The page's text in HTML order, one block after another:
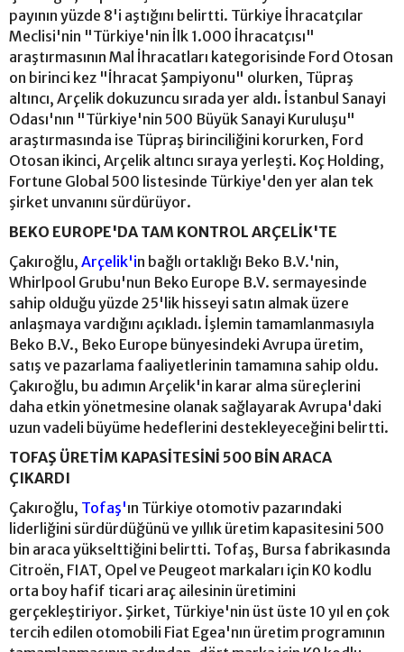
payının yüzde 8'i aştığını belirtti. Türkiye İhracatçılar
Meclisi'nin "Türkiye'nin İlk 1.000 İhracatçısı"
araştırmasının Mal İhracatları kategorisinde Ford Otosan
on birinci kez "İhracat Şampiyonu" olurken, Tüpraş
altıncı, Arçelik dokuzuncu sırada yer aldı. İstanbul Sanayi
Odası'nın "Türkiye'nin 500 Büyük Sanayi Kuruluşu"
araştırmasında ise Tüpraş birinciliğini korurken, Ford
Otosan ikinci, Arçelik altıncı sıraya yerleşti. Koç Holding,
Fortune Global 500 listesinde Türkiye'den yer alan tek
şirket unvanını sürdürüyor.
BEKO EUROPE'DA TAM KONTROL ARÇELİK'TE
Çakıroğlu, Arçelik'in bağlı ortaklığı Beko B.V.'nin,
Whirlpool Grubu'nun Beko Europe B.V. sermayesinde
sahip olduğu yüzde 25'lik hisseyi satın almak üzere
anlaşmaya vardığını açıkladı. İşlemin tamamlanmasıyla
Beko B.V., Beko Europe bünyesindeki Avrupa üretim,
satış ve pazarlama faaliyetlerinin tamamına sahip oldu.
Çakıroğlu, bu adımın Arçelik'in karar alma süreçlerini
daha etkin yönetmesine olanak sağlayarak Avrupa'daki
uzun vadeli büyüme hedeflerini destekleyeceğini belirtti.
TOFAŞ ÜRETİM KAPASİTESİNİ 500 BİN ARACA
ÇIKARDI
Çakıroğlu, Tofaş'ın Türkiye otomotiv pazarındaki
liderliğini sürdürdüğünü ve yıllık üretim kapasitesini 500
bin araca yükselttiğini belirtti. Tofaş, Bursa fabrikasında
Citroën, FIAT, Opel ve Peugeot markaları için K0 kodlu
orta boy hafif ticari araç ailesinin üretimini
gerçekleştiriyor. Şirket, Türkiye'nin üst üste 10 yıl en çok
tercih edilen otomobili Fiat Egea'nın üretim programının